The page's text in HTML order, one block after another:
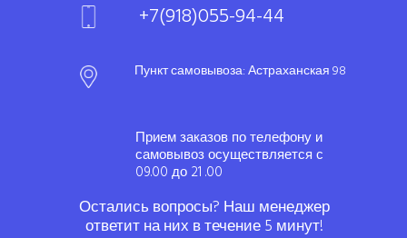
Пункт самовывоза: Астраханская 98
+7(918)055-94-44
Прием заказов по телефону и
самовывоз осуществляется с
09.00 до 21 .00
Остались вопросы? Наш менеджер
ответит на них в течение 5 минут!